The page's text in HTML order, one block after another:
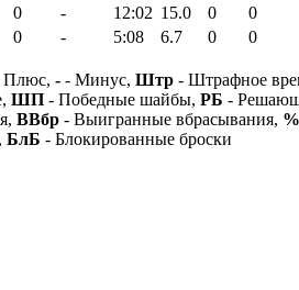
0 - 12:02 15.0 0
0
0 - 5:08 6.7 0
0
Плюс, - - Минус, Штр - Штрафное
ШП - Победные шайбы, РБ -
ВВбр - Выигранные вбрасывания,
БлБ - Блокированные броски